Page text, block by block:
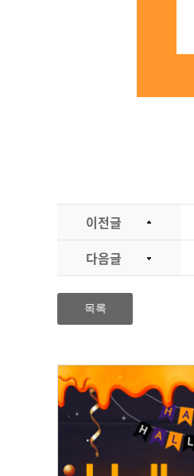
이전글
다음글
목록